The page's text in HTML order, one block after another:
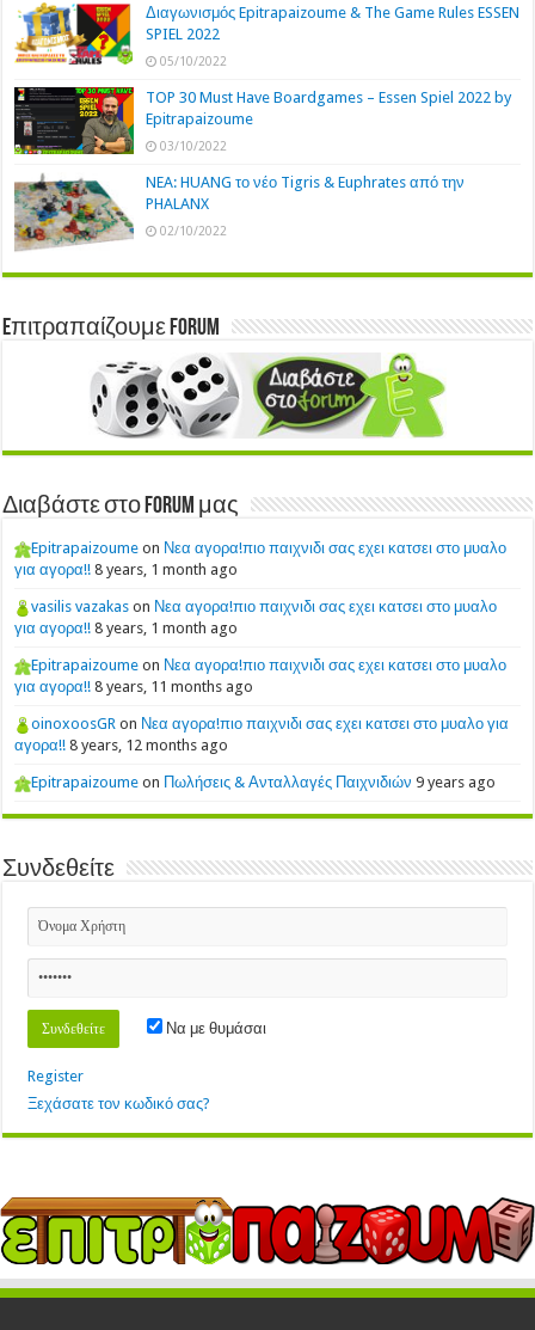
Διαγωνισμός Epitrapaizoume & The Game Rules ESSEN
SPIEL 2022
05/10/2022
TOP 30 Must Have Boardgames – Essen Spiel 2022 by
Epitrapaizoume
03/10/2022
NEA: HUANG το νέο Tigris & Euphrates από την
PHALANX
02/10/2022
Eπιτραπαίζουμε Forum
Διαβάστε στο Forum μας
Epitrapaizoume on Νεα αγορα!πιο παιχνιδι σας εχει κατσει στο μυαλο
για αγορα!! 8 years, 1 month ago
vasilis vazakas on Νεα αγορα!πιο παιχνιδι σας εχει κατσει στο μυαλο
για αγορα!! 8 years, 1 month ago
Epitrapaizoume on Νεα αγορα!πιο παιχνιδι σας εχει κατσει στο μυαλο
για αγορα!! 8 years, 11 months ago
oinoxoosGR on Νεα αγορα!πιο παιχνιδι σας εχει κατσει στο μυαλο για
αγορα!! 8 years, 12 months ago
Epitrapaizoume on Πωλήσεις & Ανταλλαγές Παιχνιδιών 9 years ago
Συνδεθείτε
Να με θυμάσαι
Register
Ξεχάσατε τον κωδικό σας?